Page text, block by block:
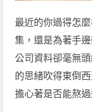
最近的你過得怎
集，還是為著手
公司資料卻毫無
的思緒吹得東倒
擔心著是否能熬